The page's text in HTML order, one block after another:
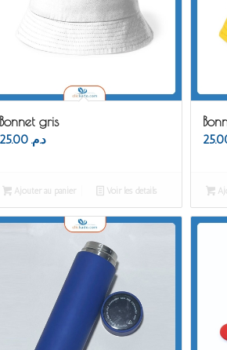
Bonnet gris
د.م. 25.00
Ajouter au panier Voir les détails